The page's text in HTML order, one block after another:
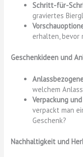
Schritt-für-
graviertes
erhalten, bevor
Geschenkideen und
welchem
Verpackung
verpackt man
Geschenk?
Nachhaltigkeit und